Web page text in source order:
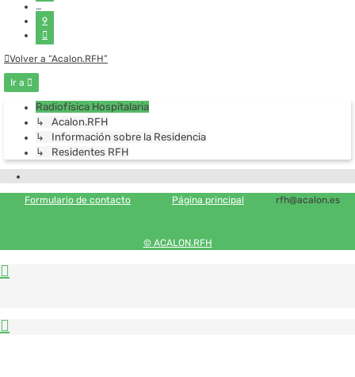
…
9
Volver a “Acalon.RFH”
Ir a
Radiofísica Hospitalaria
↳ Acalon.RFH
↳ Información sobre la Residencia
↳ Residentes RFH
Formulario de contacto Página principal rfh@acalon.es
© ACALON.RFH